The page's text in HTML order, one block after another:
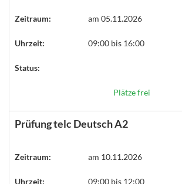
Zeitraum: am 05.11.2026
Uhrzeit: 09:00 bis 16:00
Status:
Plätze frei
Prüfung telc Deutsch A2
Zeitraum: am 10.11.2026
Uhrzeit: 09:00 bis 12:00